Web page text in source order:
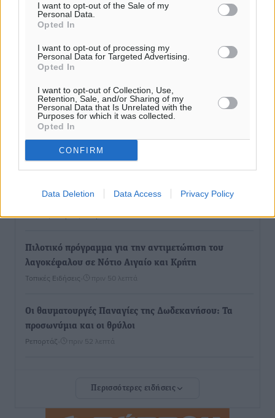
I want to opt-out of the Sale of my
Personal Data.
Opted In
I want to opt-out of processing my
Personal Data for Targeted Advertising.
Opted In
I want to opt-out of Collection, Use,
Retention, Sale, and/or Sharing of my
Personal Data that Is Unrelated with the
Purposes for which it was collected.
Opted In
CONFIRM
Data Deletion Data Access Privacy Policy
στελέχωση
Τοπικές Ειδήσεις
Στη Δημοτική Επιτροπή η Ροδιακή Έπαυλη και το
Δίκτυο ΑμεΑ στη Μεσαιωνική Πόλη
Ρεπορτάζ• πριν 46 λεπτά
Προσωρινά κρατούμενος ο 59χρονος που συνελήφθη
Τοπικές Ειδήσεις• πριν 47 λεπτά
του ΠΑΣΟΚ στα Δωδεκάνησα
Τοπικές Ειδήσεις• πριν 48 λεπτά
Πιλοτικό πρόγραμμα για την αντιμετώπιση του
λαγοκέφαλου σε Νότιο Αιγαίο και Κρήτη
Τοπικές Ειδήσεις πριν 50 λεπτά
Οι θαυματουργές Παναγίες της Δωδεκανήσου: Τα
προσωνύμια και οι θρύλοι
Ρεπορτάζ πριν 52 λεπτά
αναχωρούν από Πειραιά, Ραφήνα και Λαύριο
Περισσότερες ειδήσεις